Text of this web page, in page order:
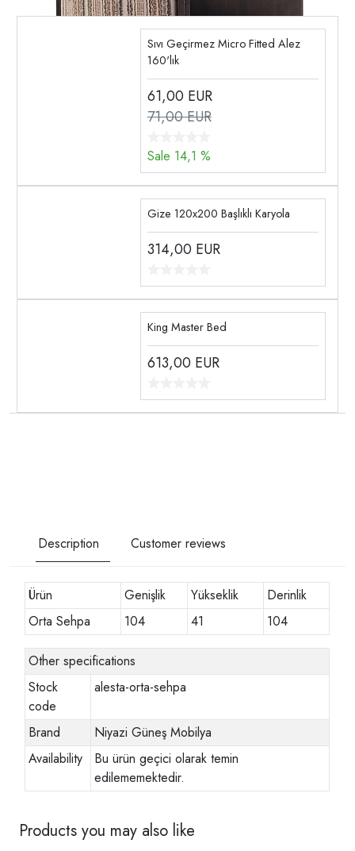
Sıvı Geçirmez Micro Fitted Alez
160'lık
61,00 EUR
71,00 EUR
Sale 14,1 %
Gize 120x200 Başlıklı Karyola
314,00 EUR
King Master Bed
613,00 EUR
Description Customer reviews
Ürün Genişlik Yükseklik
Derinlik
Orta Sehpa
104 41 104
Other specifications
Stock
code
alesta-orta-sehpa
Brand
Niyazi Güneş Mobilya
Availability
Bu ürün geçici olarak temin
edilememektedir.
Products you may also like